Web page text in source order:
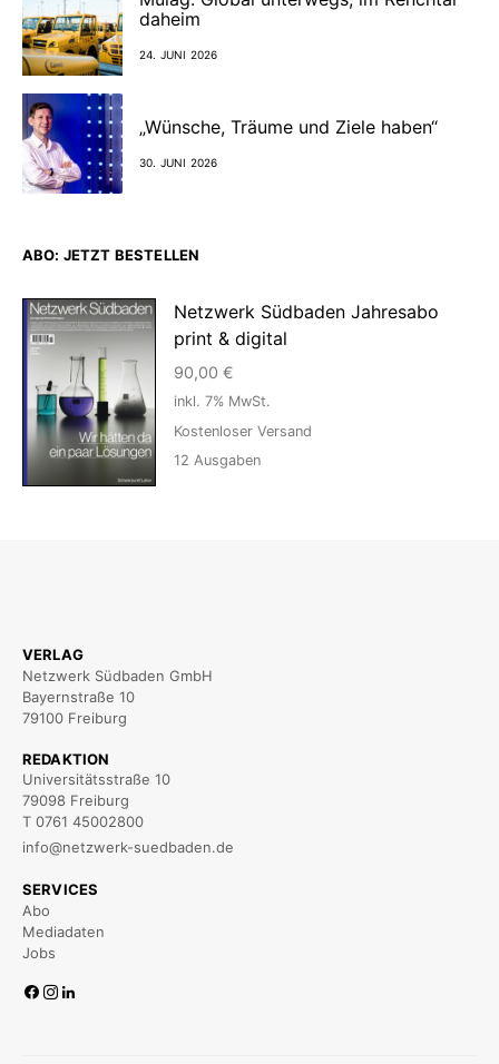
daheim
24. JUNI 2026
„Wünsche, Träume und Ziele haben“
30. JUNI 2026
ABO: JETZT BESTELLEN
Netzwerk Südbaden Jahresabo
print & digital
90,00 €
inkl. 7% MwSt.
Kostenloser Versand
12 Ausgaben
VERLAG
Netzwerk Südbaden GmbH
Bayernstraße 10
79100 Freiburg
REDAKTION
Universitätsstraße 10
79098 Freiburg
T 0761 45002800
info@netzwerk-suedbaden.de
SERVICES
Abo
Mediadaten
Jobs